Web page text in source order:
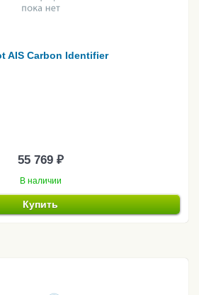
AIS Carbon Identifier
55 769 ₽
В наличии
Купить